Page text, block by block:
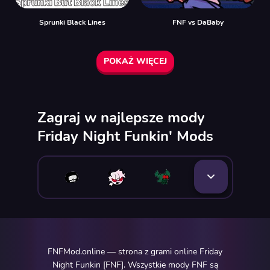
Sprunki Black Lines FNF vs DaBaby
POKAŻ WIĘCEJ
Zagraj w najlepsze mody
Friday Night Funkin' Mods
FNFMod.online — strona z grami online Friday
Night Funkin [FNF]. Wszystkie mody FNF są